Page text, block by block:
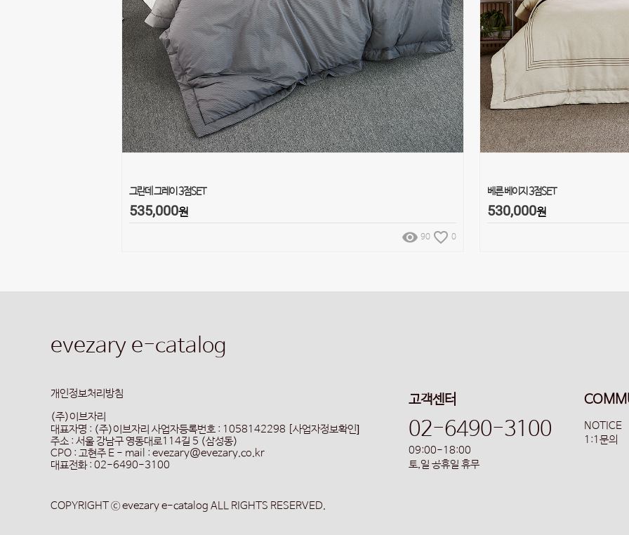
그란데 그레이 3점SET
535,000원
remove_red_eye 90 favorite_border 0
베른 베이지 3점SET
530,000원
evezary e-catalog
고객센터
02-6490-3100
09:00-18:00
토,일 공휴일 휴무
NOTICE
1:1문의
개인정보처리방침
(주)이브자리
대표자명 : (주)이브자리 사업자등록번호 : 1058142298 [사업자정보확인]
주소 : 서울 강남구 영동대로114길 5 (삼성동)
CPO : 고현주 E - mail : evezary@evezary.co.kr
대표전화 : 02-6490-3100
COPYRIGHT ⓒ evezary e-catalog ALL RIGHTS RESERVED.